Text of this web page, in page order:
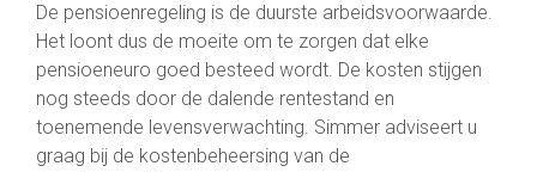
De pensioenregeling is de duurste arbeidsvoorwaarde.
Het loont dus de moeite om te zorgen dat elke
pensioeneuro goed besteed wordt. De kosten stijgen
nog steeds door de dalende rentestand en
toenemende levensverwachting. Simmer adviseert u
graag bij de kostenbeheersing van de